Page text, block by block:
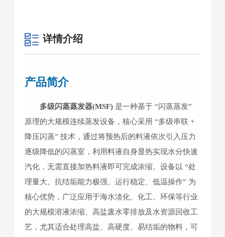
详情介绍
产品简介
多级闪蒸蒸发器(MSF) 是一种基于 “闪蒸蒸发”
原理的大规模连续蒸发设备，核心采用 “多级串联 +
降压闪蒸” 技术，通过将预热后的料液依次引入压力
逐级降低的闪蒸室，利用料液自身显热实现水分快速
汽化，无需直接加热料液即可完成浓缩。设备以 “处
理量大、抗结垢能力极强、运行稳定、低温操作” 为
核心优势，广泛应用于海水淡化、化工、环保等行业
的大规模溶液浓缩、高盐废水零排放及水资源回收工
艺，尤其适合处理高盐、高硬度、易结垢的物料，可